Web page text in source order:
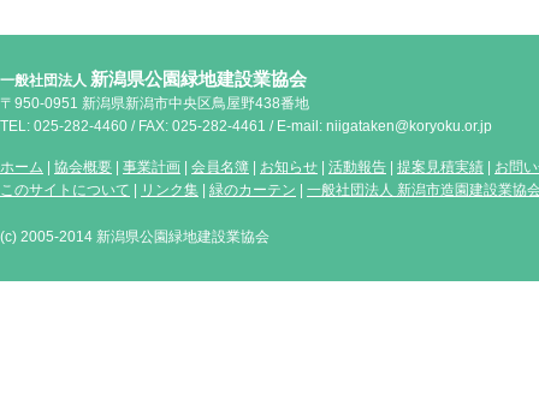
一般社団法人 新潟県公園緑地建設業協会
〒950-0951 新潟県新潟市中央区鳥屋野438番地
TEL: 025-282-4460 / FAX: 025-282-4461 / E-mail: niigataken@koryoku.or.jp
ホーム 協会概要 事業計画 会員名簿 お知らせ 活動報告 提案見積実績
お問
このサイトについて
リンク集 緑のカーテン 一般社団法人 新潟市造園建設業協
(c) 2005-2014 新潟県公園緑地建設業協会